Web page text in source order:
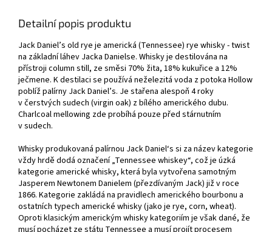
Detailní popis produktu
Jack Daniel’s old rye je americká (Tennessee) rye whisky - twist
na základní láhev Jacka Danielse. Whisky je destilována na
přístroji column still, ze směsi 70% žita, 18% kukuřice a 12%
ječmene. K destilaci se používá neželezitá voda z potoka Hollow
poblíž palírny Jack Daniel’s. Je stařena alespoň 4 roky
v čerstvých sudech (virgin oak) z bílého amerického dubu.
Charlcoal mellowing zde probíhá pouze před stárnutním
v sudech.
Whisky produkovaná palírnou Jack Daniel‘s si za název kategorie
vždy hrdě dodá označení „Tennessee whiskey“, což je úzká
kategorie americké whisky, která byla vytvořena samotným
Jasperem Newtonem Danielem (přezdívaným Jack) již v roce
1866. Kategorie zakládá na pravidlech amerického bourbonu a
ostatních typech americké whisky (jako je rye, corn, wheat).
Oproti klasickým americkým whisky kategoriím je však dané, že